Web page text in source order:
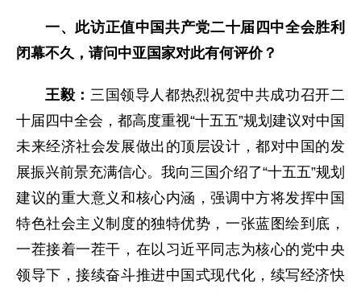
一、此访正值中国共产党二十届四中全会胜利
闭幕不久，请问中亚国家对此有何评价？
王毅： 三国领导人都热烈祝贺中共成功召开二
十届四中全会，都高度重视“十五五”规划建议对中国
未来经济社会发展做出的顶层设计，都对中国的发
展振兴前景充满信心。我向三国介绍了“十五五”规划
建议的重大意义和核心内涵，强调中方将发挥中国
特色社会主义制度的独特优势，一张蓝图绘到底，
一茬接着一茬干，在以习近平同志为核心的党中央
领导下，接续奋斗推进中国式现代化，续写经济快